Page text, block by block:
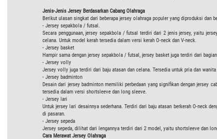
Jenis-Jenis Jersey Berdasarkan Cabang Olahraga
Berikut ulasan singkat dari beberapa jersey olahraga populer yang diproduksi dan
- Jersey sepakbola / futsal.
Secara penggunaan, jersey sepakbola / futsal terdiri dari 2 jenis jersey, yaitu
celana. Untuk model kerah tersedia dalam versi kerah O-neck dan V-neck.
- Jersey basket
Hampir sama dengan jersey sepakbola / futsal, jersey basket juga terdiri dari
- Jersey volly
Jersey volly juga terdiri dari baju atasan dan celana. Tersedia untuk pria dan
- Jersey badminton
Desain dari jersey badminton memiliki perbedaan yang signifikan dengan jersey
tersedia dalam versi shortsleeve dan long sleeve.
- Jersey lari
Untuk jersey lari desainnya sederhana. Terdiri dari baju atasan berkerah O-neck
di pasaran.
- Jersey sepeda
Jersey sepeda, dilihat dari lengannya terdiri dari 2 model, yaitu shortsleeve dan
Cara Merawat Jersey Olahraga